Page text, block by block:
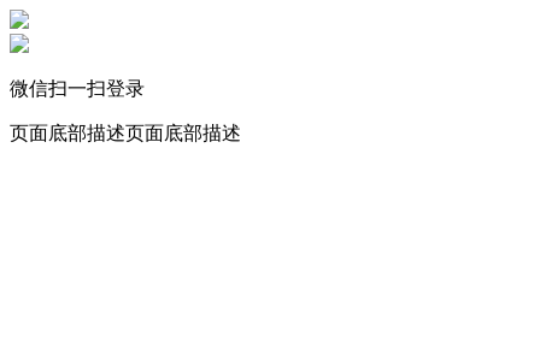
微信扫一扫登录
页面底部描述页面底部描述